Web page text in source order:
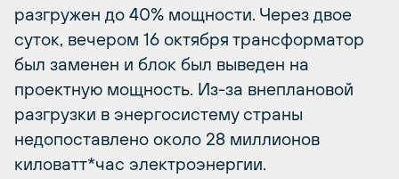
разгружен до 40% мощности. Через двое
суток, вечером 16 октября трансформатор
был заменен и блок был выведен на
проектную мощность. Из-за внеплановой
разгрузки в энергосистему страны
недопоставлено около 28 миллионов
киловатт*час электроэнергии.